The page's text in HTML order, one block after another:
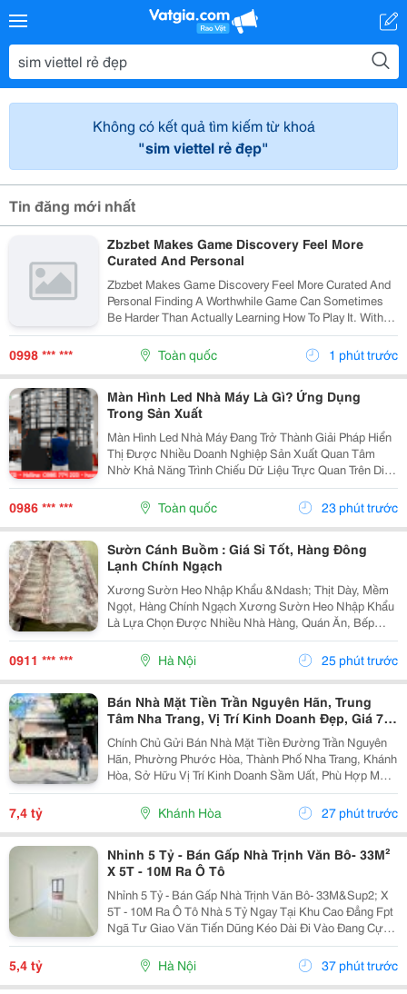
Không có kết quả tìm kiếm từ khoá
"sim viettel rẻ đẹp"
Tin đăng mới nhất
Zbzbet Makes Game Discovery Feel More
Curated And Personal
Zbzbet Makes Game Discovery Feel More Curated And
Personal Finding A Worthwhile Game Can Sometimes
Be Harder Than Actually Learning How To Play It. With
Countless Genres, Studios, Updates, And Community
Recommendations Appearing Across Connected...
0998 *** *** Toàn quốc 1 phút trước
Màn Hình Led Nhà Máy Là Gì? Ứng Dụng
Trong Sản Xuất
Màn Hình Led Nhà Máy Đang Trở Thành Giải Pháp Hiển
Thị Được Nhiều Doanh Nghiệp Sản Xuất Quan Tâm
Nhờ Khả Năng Trình Chiếu Dữ Liệu Trực Quan Trên Diện
Tích Lớn. Không Chỉ Phục Vụ Nhu Cầu Trình Chiếu Hình
Ảnh, Màn Hình Led Còn Có Thể Hỗ Trợ Theo Dõi Và...
0986 *** *** Toàn quốc 23 phút trước
Sườn Cánh Buồm : Giá Sỉ Tốt, Hàng Đông
Lạnh Chính Ngạch
Xương Sườn Heo Nhập Khẩu &Ndash; Thịt Dày, Mềm
Ngọt, Hàng Chính Ngạch Xương Sườn Heo Nhập Khẩu
Là Lựa Chọn Được Nhiều Nhà Hàng, Quán Ăn, Bếp
Công Nghiệp Và Gia Đình Ưa Chuộng Nhờ Phần Thịt
Dày, Mềm Ngọt, Xương Nhỏ Và Hương Vị Thơm Ngon
Tự Nhiên ....
0911 *** *** Hà Nội 25 phút trước
Bán Nhà Mặt Tiền Trần Nguyên Hãn, Trung
Tâm Nha Trang, Vị Trí Kinh Doanh Đẹp, Giá 7,4
Tỷ
Chính Chủ Gửi Bán Nhà Mặt Tiền Đường Trần Nguyên
Hãn, Phường Phước Hòa, Thành Phố Nha Trang, Khánh
Hòa, Sở Hữu Vị Trí Kinh Doanh Sầm Uất, Phù Hợp Mở
Cửa Hàng, Văn Phòng, Showroom Hoặc Đầu Tư Cho
Thuê Lâu Dài. Thông Tin Chi Tiết. - Địa Chỉ: Số...
7,4 tỷ Khánh Hòa 27 phút trước
Nhỉnh 5 Tỷ - Bán Gấp Nhà Trịnh Văn Bô- 33M²
X 5T - 10M Ra Ô Tô
Nhỉnh 5 Tỷ - Bán Gấp Nhà Trịnh Văn Bô- 33M&Sup2; X
5T - 10M Ra Ô Tô Nhà 5 Tỷ Ngay Tại Khu Cao Đẳng Fpt
Ngã Tư Giao Văn Tiến Dũng Kéo Dài Đi Vào Đang Cực
Kỳ Đẹp. Căn Này Lại Có 5 Tầng, Gần Ô Tô, Gần Phố Và
5,4 tỷ Hà Nội 37 phút trước